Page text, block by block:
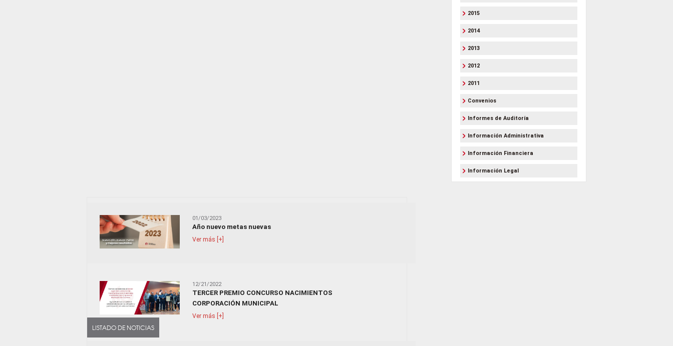
2015
2014
2013
2012
2011
Convenios
Informes de Auditoría
Información Administrativa
Información Financiera
Información Legal
LISTADO DE NOTICIAS
01/03/2023
Año nuevo metas nuevas
Ver más [+]
12/21/2022
TERCER PREMIO CONCURSO NACIMIENTOS
CORPORACIÓN MUNICIPAL
Ver más [+]